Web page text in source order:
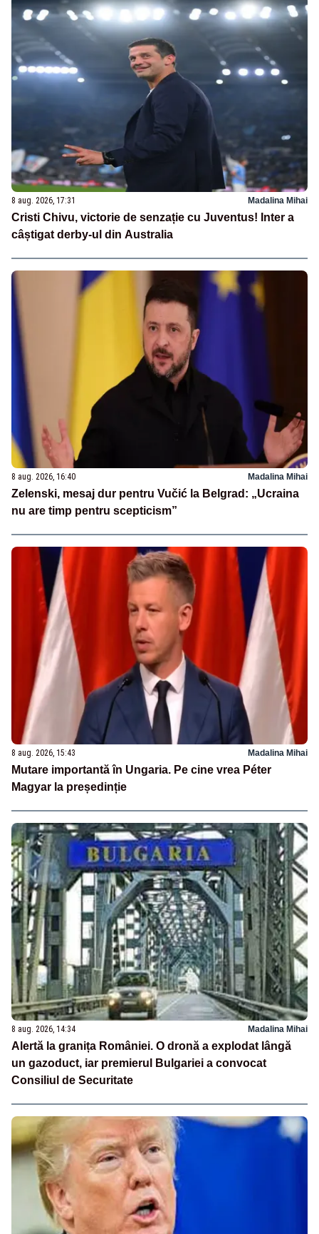
8 aug. 2026, 17:31 Madalina Mihai
Cristi Chivu, victorie de senzație cu Juventus! Inter a
câștigat derby-ul din Australia
8 aug. 2026, 16:40 Madalina Mihai
Zelenski, mesaj dur pentru Vučić la Belgrad: „Ucraina
nu are timp pentru scepticism”
8 aug. 2026, 15:43 Madalina Mihai
Mutare importantă în Ungaria. Pe cine vrea Péter
Magyar la președinție
8 aug. 2026, 14:34 Madalina Mihai
Alertă la granița României. O dronă a explodat lângă
un gazoduct, iar premierul Bulgariei a convocat
Consiliul de Securitate